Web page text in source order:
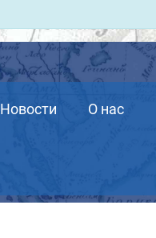
Новости О нас